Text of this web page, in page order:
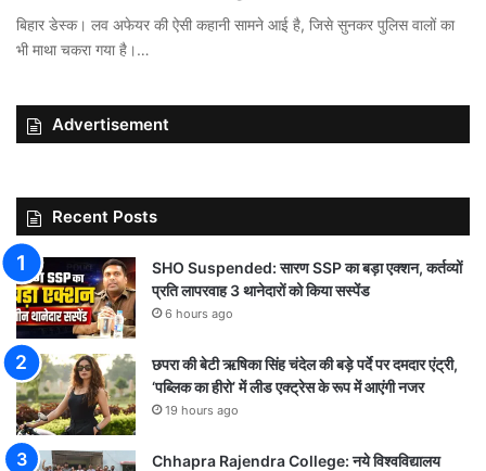
बिहार डेस्क। लव अफेयर की ऐसी कहानी सामने आई है, जिसे सुनकर पुलिस वालों का
भी माथा चकरा गया है।…
Advertisement
Recent Posts
SHO Suspended: सारण SSP का बड़ा एक्शन, कर्तव्यों
प्रति लापरवाह 3 थानेदारों को किया सस्पेंड
6 hours ago
छपरा की बेटी ऋषिका सिंह चंदेल की बड़े पर्दे पर दमदार एंट्री,
‘पब्लिक का हीरो’ में लीड एक्ट्रेस के रूप में आएंगी नजर
19 hours ago
Chhapra Rajendra College: नये विश्वविद्यालय